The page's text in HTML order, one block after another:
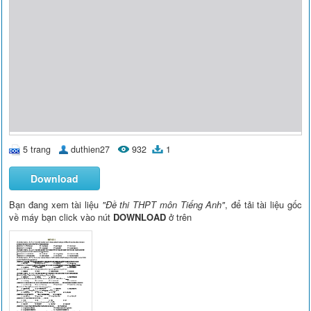
5 trang duthien27 932 1
Download
Bạn đang xem tài liệu "Đề thi THPT môn Tiếng Anh", để tải tài liệu gốc
về máy bạn click vào nút DOWNLOAD ở trên